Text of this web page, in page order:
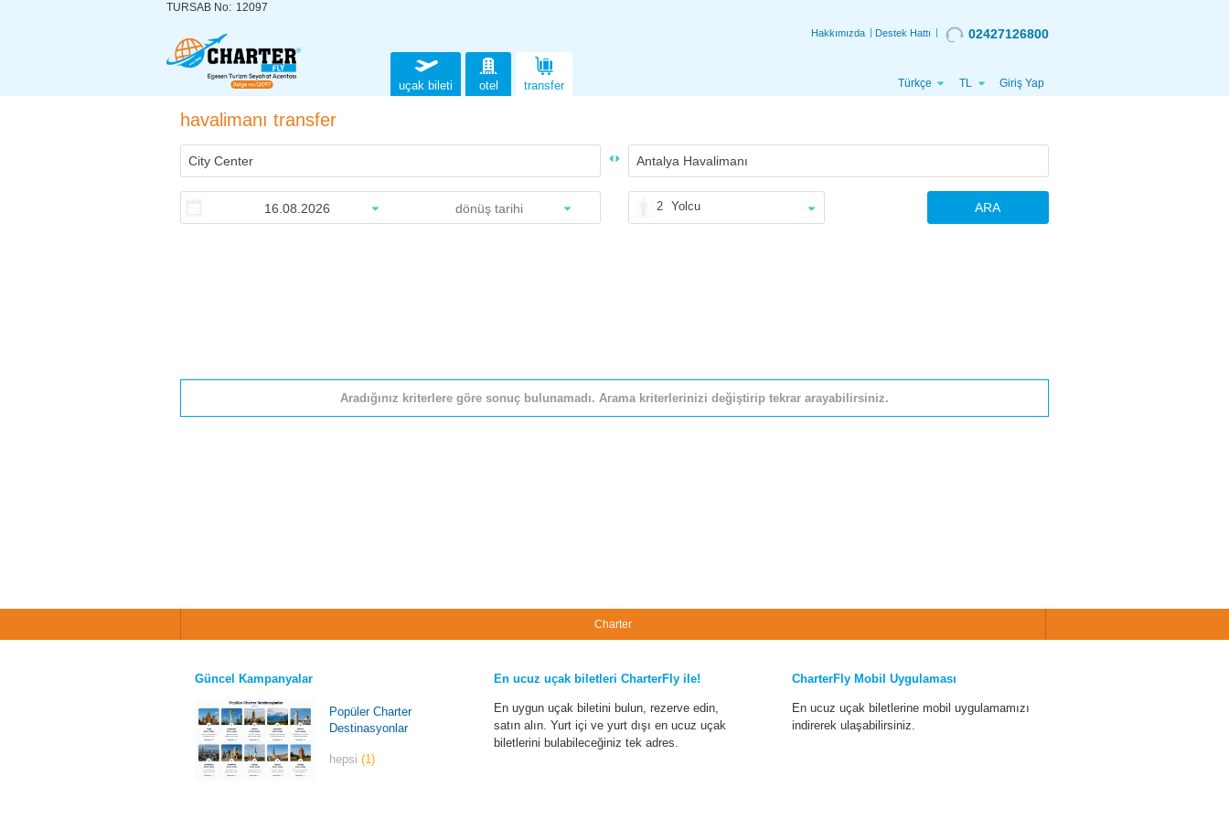
TURSAB No: 12097
Hakkımızda Destek Hattı 02427126800
uçak bileti otel transfer Türkçe TL Giriş Yap
havalimanı transfer
2 Yolcu ARA
Aradığınız kriterlere göre sonuç bulunamadı. Arama kriterlerinizi değiştirip tekrar arayabilirsiniz.
Charter
Güncel Kampanyalar
Popüler Charter
Destinasyonlar
hepsi(1)
En ucuz uçak biletleri CharterFly ile!
En uygun uçak biletini bulun, rezerve edin,
satın alın. Yurt içi ve yurt dışı en ucuz uçak
biletlerini bulabileceğiniz tek adres.
CharterFly Mobil Uygulaması
En ucuz uçak biletlerine mobil uygulamamızı
indirerek ulaşabilirsiniz.